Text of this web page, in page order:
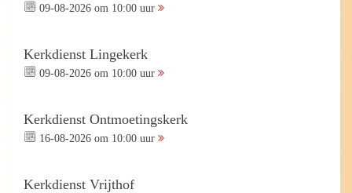
09-08-2026 om 10:00 uur
Kerkdienst Lingekerk
09-08-2026 om 10:00 uur
Kerkdienst Ontmoetingskerk
16-08-2026 om 10:00 uur
Kerkdienst Vrijthof